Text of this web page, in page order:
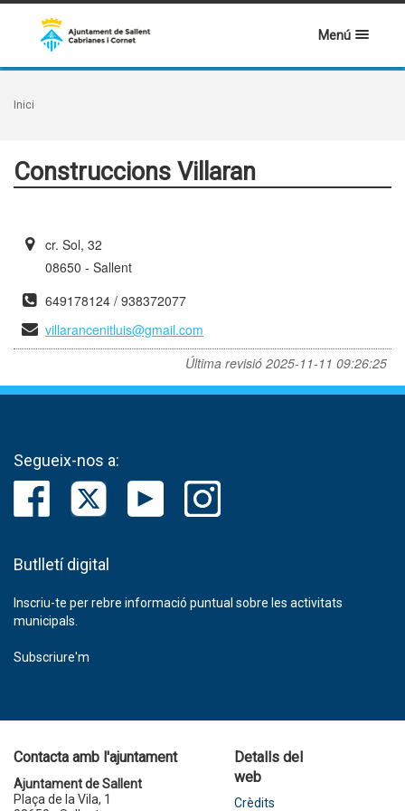
Menú
Inici
Construccions Villaran
cr. Sol, 32
08650 - Sallent
649178124 / 938372077
villarancenitluis@gmail.com
Última revisió 2025-11-11 09:26:25
Segueix-nos a:
Butlletí digital
Inscriu-te per rebre informació puntual sobre les activitats
municipals.
Subscriure'm
Contacta amb l'ajuntament
Ajuntament de Sallent
Plaça de la Vila, 1
Detalls del
web
Crèdits